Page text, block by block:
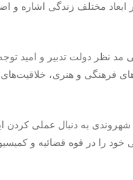
ابعاد مختلف زندگی اشاره و
نظر دولت تدبیر و امید
فرهنگی و هنری،
شهروندی به دنبال عملی
خود را در قوه‌ قضائیه و